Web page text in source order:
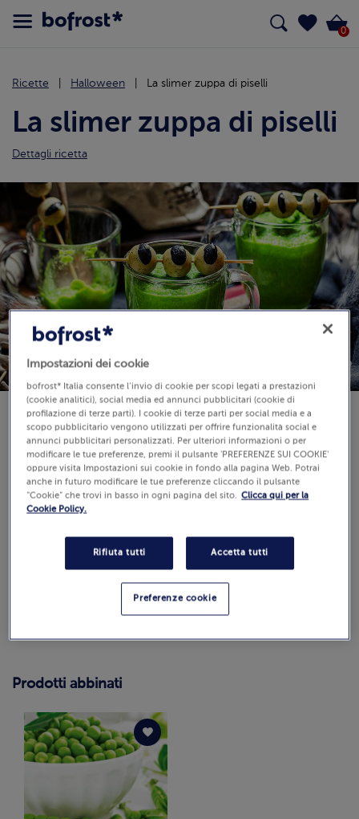
0
Ricette Halloween La slimer zuppa di piselli
La slimer zuppa di piselli
Dettagli ricetta
Difficoltà:
Tempo di preparazione: 25 min
Recensioni(0)
0.0 / 5 Guarda
Come calcoliamo e verifichiamo il punteggio?
Prodotti abbinati
Impostazioni dei cookie
bofrost* Italia consente l’invio di cookie per scopi legati a prestazioni
(cookie analitici), social media ed annunci pubblicitari (cookie di
profilazione di terze parti). I cookie di terze parti per social media e a
scopo pubblicitario vengono utilizzati per offrire funzionalità social e
annunci pubblicitari personalizzati. Per ulteriori informazioni o per
modificare le tue preferenze, premi il pulsante 'PREFERENZE SUI COOKIE'
oppure visita Impostazioni sui cookie in fondo alla pagina Web. Potrai
anche in futuro modificare le tue preferenze cliccando il pulsante
“Cookie” che trovi in basso in ogni pagina del sito. Clicca qui per la
Cookie Policy.
Rifiuta tutti Accetta tutti
Preferenze cookie